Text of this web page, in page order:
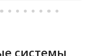
системы